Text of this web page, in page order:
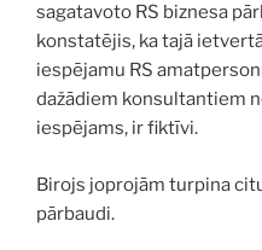
sagatavoto RS biznesa
konstatējis, ka tajā
iespējamu RS
dažādiem konsultantiem
iespējams, ir fiktīvi.
Birojs joprojām turpina
pārbaudi.